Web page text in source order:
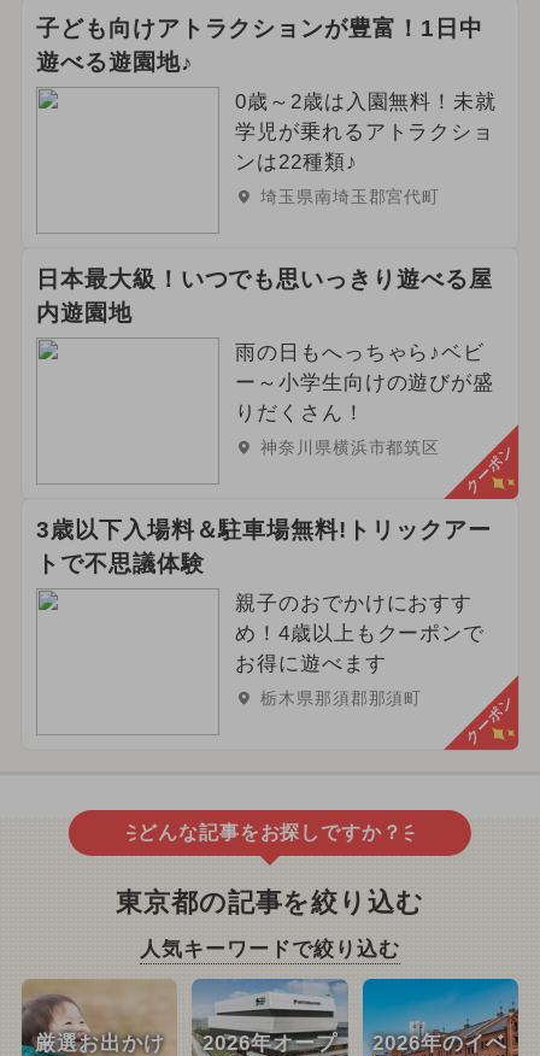
子ども向けアトラクションが豊富！1日中
遊べる遊園地♪
0歳～2歳は入園無料！未就
学児が乗れるアトラクショ
ンは22種類♪
埼玉県南埼玉郡宮代町
日本最大級！いつでも思いっきり遊べる屋
内遊園地
雨の日もへっちゃら♪ベビ
ー～小学生向けの遊びが盛
りだくさん！
神奈川県横浜市都筑区 クーポン
3歳以下入場料＆駐車場無料!トリックアー
トで不思議体験
親子のおでかけにおすす
め！4歳以上もクーポンで
お得に遊べます
栃木県那須郡那須町 クーポン
どんな記事をお探しですか？
東京都の記事を絞り込む
人気キーワードで絞り込む
厳選お出かけ
2026年オープ
2026年のイベ